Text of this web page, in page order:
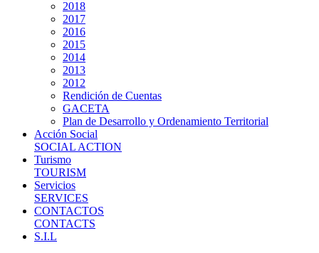
2018
2017
2016
2015
2014
2013
2012
Rendición de Cuentas
GACETA
Plan de Desarrollo y Ordenamiento Territorial
Acción Social
SOCIAL ACTION
Turismo
TOURISM
Servicios
SERVICES
CONTACTOS
CONTACTS
S.I.L